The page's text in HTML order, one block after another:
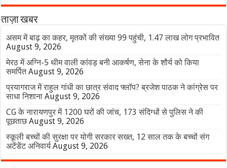
ताज़ा खबर
असम में बाढ़ का कहर, मृतकों की संख्या 99 पहुंची, 1.47 लाख लोग प्रभावित
August 9, 2026
मेरठ में अग्नि-5 थीम वाली कांवड़ बनी आकर्षण, सेना के शौर्य को किया
समर्पित August 9, 2026
प्रयागराज में राहुल गांधी का छात्र संवाद फ्लॉप? ब्रजेश पाठक ने कांग्रेस पर
साधा निशाना August 9, 2026
CG के नारायणपुर में 1200 घरों की जांच, 173 संदिग्धों से पुलिस ने की
पूछताछ August 9, 2026
स्कूली बच्चों की सुरक्षा पर योगी सरकार सख्त, 12 साल तक के बच्चों संग
अटेंडेंट अनिवार्य August 9, 2026